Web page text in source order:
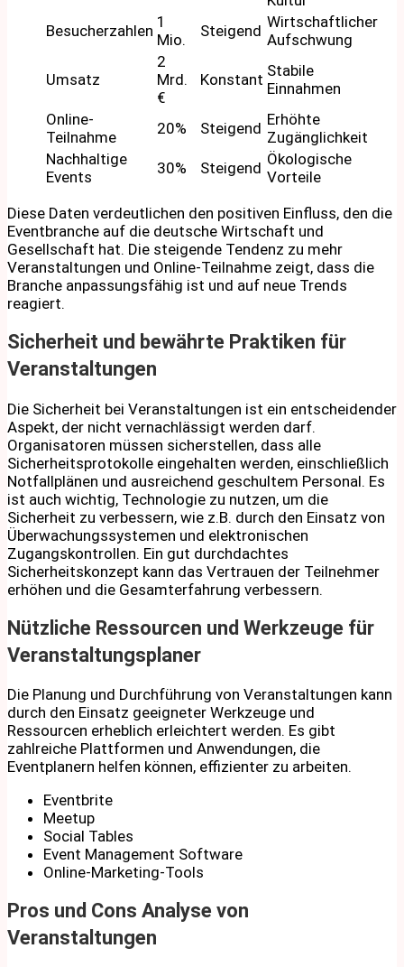
Besucherzahlen 1
Mio.
Steigend Wirtschaftlicher
Aufschwung
Umsatz
2
Mrd.
€
Konstant Stabile
Einnahmen
Online-
Teilnahme
20% Steigend Erhöhte
Zugänglichkeit
Nachhaltige
Events
30% Steigend Ökologische
Vorteile
Diese Daten verdeutlichen den positiven Einfluss, den die
Eventbranche auf die deutsche Wirtschaft und
Gesellschaft hat. Die steigende Tendenz zu mehr
Veranstaltungen und Online-Teilnahme zeigt, dass die
Branche anpassungsfähig ist und auf neue Trends
reagiert.
Sicherheit und bewährte Praktiken für
Veranstaltungen
Die Sicherheit bei Veranstaltungen ist ein entscheidender
Aspekt, der nicht vernachlässigt werden darf.
Organisatoren müssen sicherstellen, dass alle
Sicherheitsprotokolle eingehalten werden, einschließlich
Notfallplänen und ausreichend geschultem Personal. Es
ist auch wichtig, Technologie zu nutzen, um die
Sicherheit zu verbessern, wie z.B. durch den Einsatz von
Überwachungssystemen und elektronischen
Zugangskontrollen. Ein gut durchdachtes
Sicherheitskonzept kann das Vertrauen der Teilnehmer
erhöhen und die Gesamterfahrung verbessern.
Nützliche Ressourcen und Werkzeuge für
Veranstaltungsplaner
Die Planung und Durchführung von Veranstaltungen kann
durch den Einsatz geeigneter Werkzeuge und
Ressourcen erheblich erleichtert werden. Es gibt
zahlreiche Plattformen und Anwendungen, die
Eventplanern helfen können, effizienter zu arbeiten.
Eventbrite
Meetup
Social Tables
Event Management Software
Online-Marketing-Tools
Pros und Cons Analyse von
Veranstaltungen